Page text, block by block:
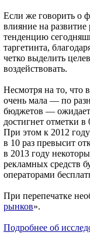
Если же говорить о
влияние на
тенденцию
таргетинта,
четко выделить
воздействовать.
Несмотря на то, что
очень мала — по
бюджетов —
достигнет отметки
При этом к 2012
в 10 раз превысит
в 2013 году
рекламных средств
операторами
При перепечатке
рынков».
Подробнее об